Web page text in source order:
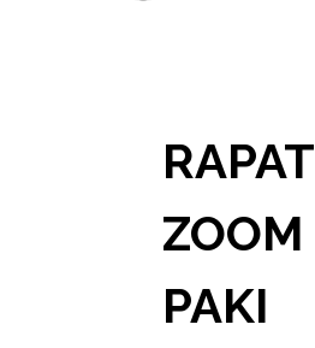
RAPAT
ZOOM
PAKI